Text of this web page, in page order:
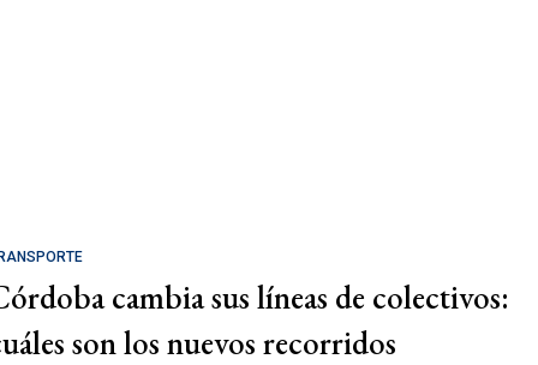
cambia sus líneas de colectivos:
son los nuevos recorridos